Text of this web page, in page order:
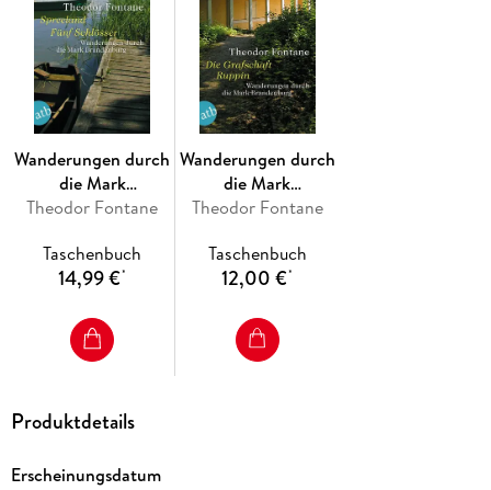
Wanderungen durch
die Mark
Brandenburg 03
Theodor Fontane
Taschenbuch
14,99 €*
Wanderungen durch
die Mark
Brandenburg 01
Theodor Fontane
Taschenbuch
12,00 €*
Produktdetails
Erscheinungsdatum